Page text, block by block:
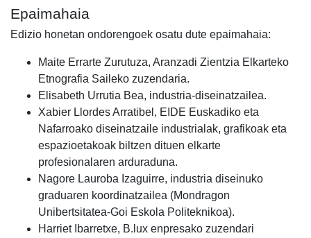
Epaimahaia
Edizio honetan ondorengoek osatu dute epaimahaia:
Maite Errarte Zurutuza, Aranzadi Zientzia Elkarteko
Etnografia Saileko zuzendaria.
Elisabeth Urrutia Bea, industria-diseinatzailea.
Xabier Llordes Arratibel, EIDE Euskadiko eta
Nafarroako diseinatzaile industrialak, grafikoak eta
espazioetakoak biltzen dituen elkarte
profesionalaren arduraduna.
Nagore Lauroba Izaguirre, industria diseinuko
graduaren koordinatzailea (Mondragon
Unibertsitatea-Goi Eskola Politeknikoa).
Harriet Ibarretxe, B.lux enpresako zuzendari